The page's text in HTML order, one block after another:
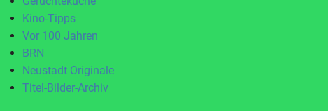
Kino-Tipps
Vor 100 Jahren
BRN
Neustadt Originale
Titel-Bilder-Archiv